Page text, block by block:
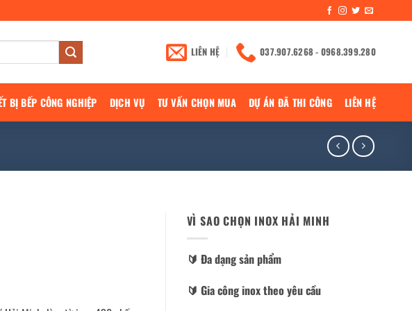
LIÊN HỆ 037.907.6268 - 0968.399.280
BỊ BẾP CÔNG NGHIỆP DỊCH VỤ TƯ VẤN CHỌN MUA DỰ ÁN ĐÃ THI CÔNG LIÊN HỆ
VÌ SAO CHỌN INOX HẢI MINH
🔰️ Đa dạng sản phẩm
🔰️ Gia công inox theo yêu cầu